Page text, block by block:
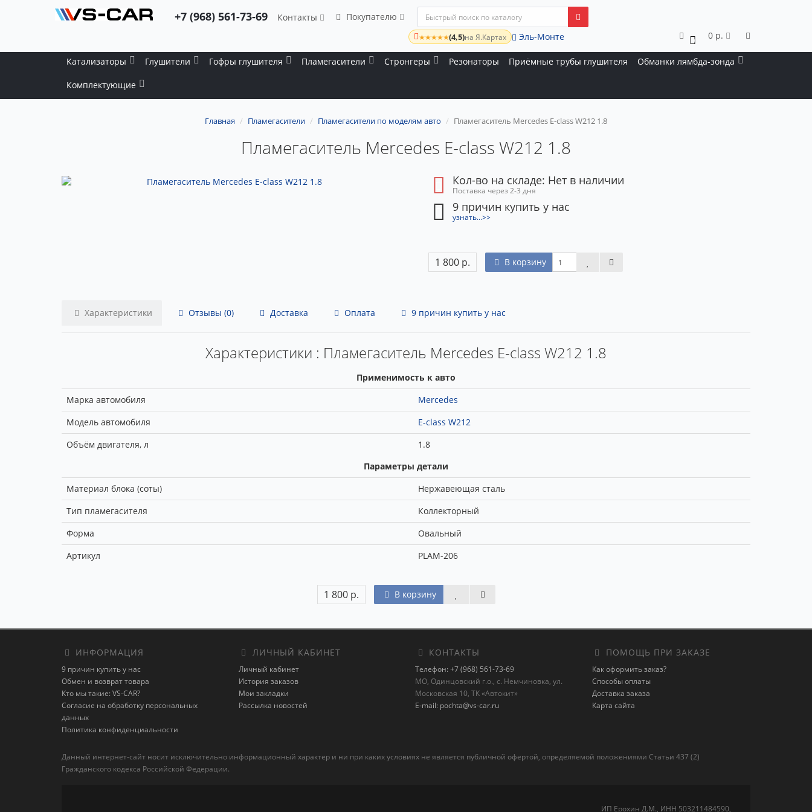
+7 (968) 561-73-69 Контакты Покупателю
★★★★★(4,5)на Я.Картах Эль-Монте 0 0 р.
Катализаторы Глушители Гофры глушителя Пламегасители Стронгеры Резонаторы Приёмные трубы глушителя Обманки лямбда-зонда
Комплектующие
Главная Пламегасители Пламегасители по моделям авто Пламегаситель Mercedes E-class W212 1.8
Пламегаситель Mercedes E-class W212 1.8
Кол-во на складе: Нет в наличии
Поставка через 2-3 дня
9 причин купить у нас
узнать...>>
1 800 р. В корзину
Характеристики Отзывы (0) Доставка Оплата 9 причин купить у нас
Характеристики : Пламегаситель Mercedes E-class W212 1.8
Применимость к авто
Марка автомобиля
Mercedes
Модель автомобиля
E-class W212
Объём двигателя, л
1.8
Параметры детали
Материал блока (соты)
Нержавеющая сталь
Тип пламегасителя
Коллекторный
Форма
Овальный
Артикул
PLAM-206
1 800 р. В корзину
ИНФОРМАЦИЯ
9 причин купить у нас
Обмен и возврат товара
Кто мы такие: VS-CAR?
Согласие на обработку персональных
данных
Политика конфиденциальности
ЛИЧНЫЙ КАБИНЕТ
Личный кабинет
История заказов
Мои закладки
Рассылка новостей
КОНТАКТЫ
Телефон: +7 (968) 561-73-69
МО, Одинцовский г.о., с. Немчиновка, ул.
Московская 10, ТК «Автокит»
E-mail: pochta@vs-car.ru
ПОМОЩЬ ПРИ ЗАКАЗЕ
Как оформить заказ?
Способы оплаты
Доставка заказа
Карта сайта
Данный интернет-сайт носит исключительно информационный характер и ни при каких условиях не является публичной офертой, определяемой положениями Статьи 437 (2)
Гражданского кодекса Российской Федерации.
ИП Ерохин Д.М., ИНН 503211484590,